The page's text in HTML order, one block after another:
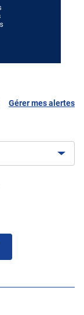
Gérer mes alertes